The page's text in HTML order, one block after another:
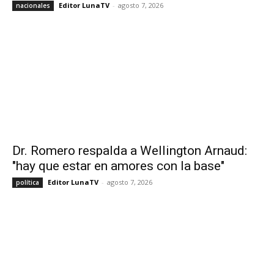
nacionales Editor LunaTV - agosto 7, 2026
Dr. Romero respalda a Wellington Arnaud:
"hay que estar en amores con la base"
política Editor LunaTV - agosto 7, 2026